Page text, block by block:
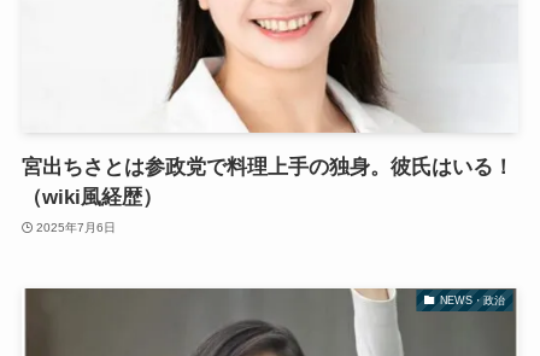
宮出ちさとは参政党で料理上手の独身。彼氏はいる！
（wiki風経歴）
2025年7月6日
NEWS・政治